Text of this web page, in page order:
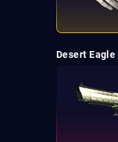
Desert Eagle